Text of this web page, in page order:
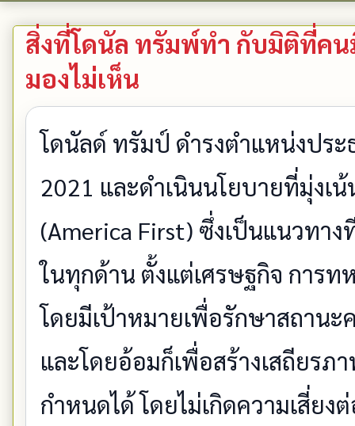
สิ่งที่โดนัล ทรัมพ์ทำ กับมิติที่ค
มองไม่เห็น
โดนัลด์ ทรัมป์ ดำรงตำแหน่งปร
2021 และดำเนินนโยบายที่มุ่งเ
(America First) ซึ่งเป็นแนวทา
ในทุกด้าน ตั้งแต่เศรษฐกิจ การท
โดยมีเป้าหมายเพื่อรักษาสถานะ
และโดยอ้อมก็เพื่อสร้างเสถียร
กำหนดได้ โดยไม่เกิดความเสี่ย